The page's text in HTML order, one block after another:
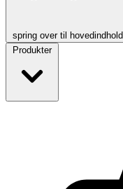
spring over til hovedindhold
Produkter